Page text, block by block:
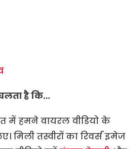
है कि…
में हमने वायरल वीडियो के
मिली तस्वीरों का रिवर्स इमेज